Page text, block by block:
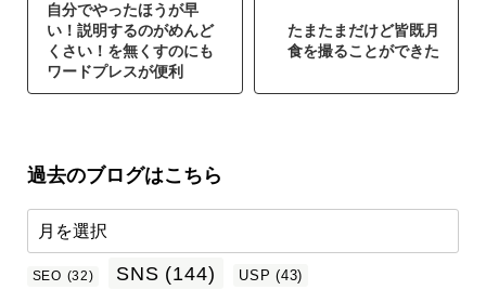
自分でやったほうが早
い！説明するのがめんど
くさい！を無くすのにも
ワードプレスが便利
たまたまだけど皆既月
食を撮ることができた
過去のブログはこちら
SEO (32) SNS (144) USP (43)